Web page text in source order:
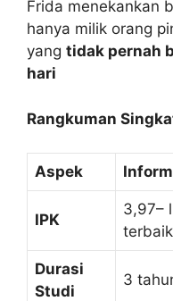
Frida menekankan
hanya milik orang
yang tidak pernah
hari
Rangkuman
Aspek
IPK
3,97–
Durasi
Studi
3